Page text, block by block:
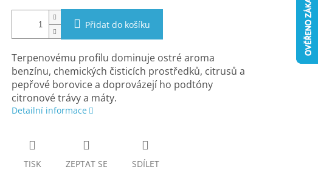
Přidat do košíku
Terpenovému profilu dominuje ostré aroma
benzínu, chemických čisticích prostředků, citrusů a
pepřové borovice a doprovázejí ho podtóny
citronové trávy a máty.
Detailní informace
TISK ZEPTAT SE SDÍLET